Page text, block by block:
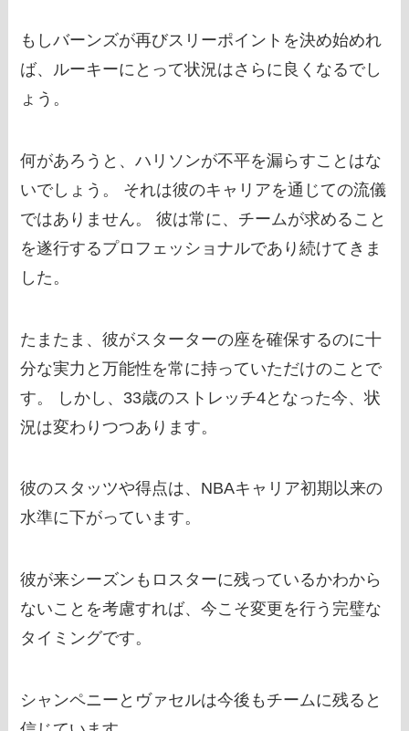
もしバーンズが再びスリーポイントを決め始めれ
ば、ルーキーにとって状況はさらに良くなるでし
ょう。
何があろうと、ハリソンが不平を漏らすことはな
いでしょう。 それは彼のキャリアを通じての流儀
ではありません。 彼は常に、チームが求めること
を遂行するプロフェッショナルであり続けてきま
した。
たまたま、彼がスターターの座を確保するのに十
分な実力と万能性を常に持っていただけのことで
す。 しかし、33歳のストレッチ4となった今、状
況は変わりつつあります。
彼のスタッツや得点は、NBAキャリア初期以来の
水準に下がっています。
彼が来シーズンもロスターに残っているかわから
ないことを考慮すれば、今こそ変更を行う完璧な
タイミングです。
シャンペニーとヴァセルは今後もチームに残ると